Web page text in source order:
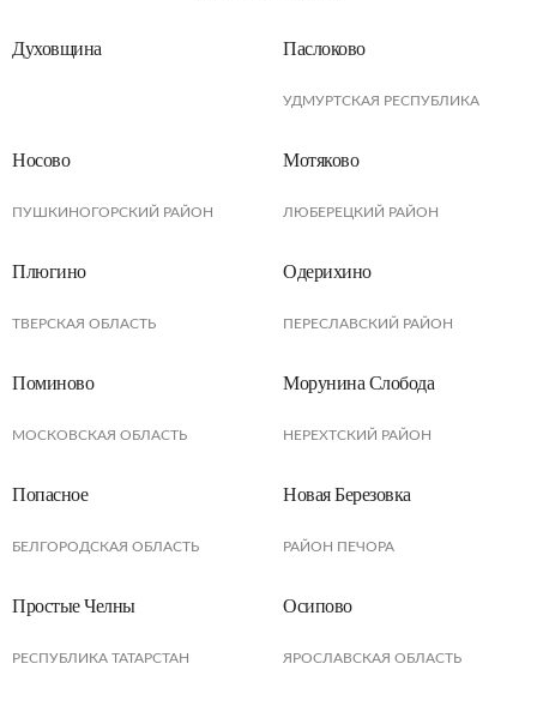
Духовщина Паслоково
УДМУРТСКАЯ РЕСПУБЛИКА
Носово
ПУШКИНОГОРСКИЙ РАЙОН
Мотяково
ЛЮБЕРЕЦКИЙ РАЙОН
Плюгино
ТВЕРСКАЯ ОБЛАСТЬ
Одерихино
ПЕРЕСЛАВСКИЙ РАЙОН
Поминово
МОСКОВСКАЯ ОБЛАСТЬ
Морунина Слобода
НЕРЕХТСКИЙ РАЙОН
Попасное
БЕЛГОРОДСКАЯ ОБЛАСТЬ
Новая Березовка
РАЙОН ПЕЧОРА
Простые Челны
РЕСПУБЛИКА ТАТАРСТАН
Осипово
ЯРОСЛАВСКАЯ ОБЛАСТЬ